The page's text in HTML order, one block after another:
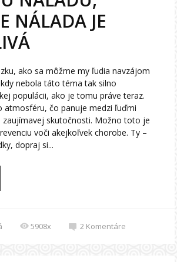
NÁLADA JE
ako sa môžme my ľudia navzájom
nebola táto téma tak silno
populácii, ako je tomu práve teraz.
atmosféru, čo panuje medzi ľuďmi
zaujímavej skutočnosti. Možno toto je
voči akejkoľvek chorobe. Ty –
dopraj si...
5908x 2 Komentáre